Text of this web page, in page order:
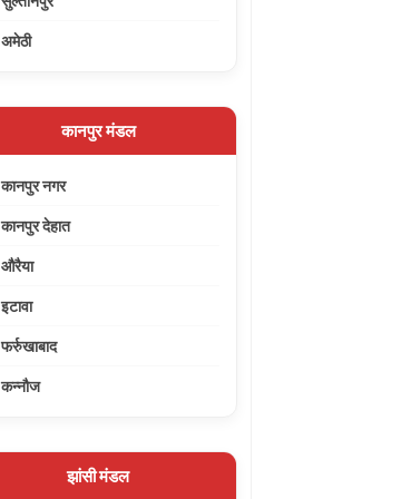
अमेठी
कानपुर मंडल
कानपुर नगर
कानपुर देहात
औरैया
इटावा
फर्रुखाबाद
कन्नौज
झांसी मंडल